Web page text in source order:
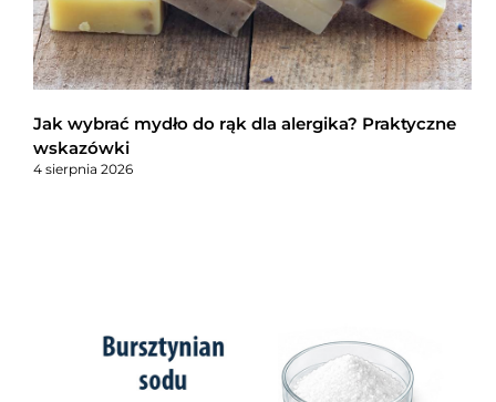
Jak wybrać mydło do rąk dla alergika? Praktyczne
wskazówki
4 sierpnia 2026